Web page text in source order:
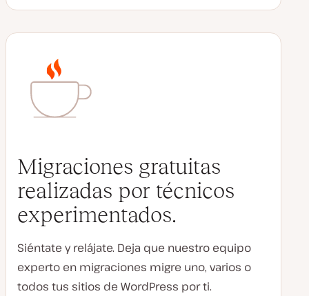
Migraciones gratuitas
realizadas por técnicos
experimentados.
Siéntate y relájate. Deja que nuestro equipo
experto en migraciones migre uno, varios o
todos tus sitios de WordPress por ti.